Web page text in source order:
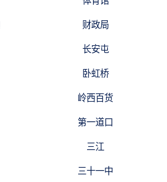
财政局
长安屯
卧虹桥
岭西百货
第一道口
三江
三十一中